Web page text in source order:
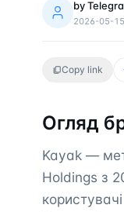
by
2026-05-15
Copy link
Огляд
Kayak —
Holdings з